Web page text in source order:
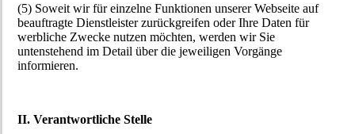
(5) Soweit wir für einzelne Funktionen unserer Webseite auf
beauftragte Dienstleister zurückgreifen oder Ihre Daten für
werbliche Zwecke nutzen möchten, werden wir Sie
untenstehend im Detail über die jeweiligen Vorgänge
informieren.
II. Verantwortliche Stelle